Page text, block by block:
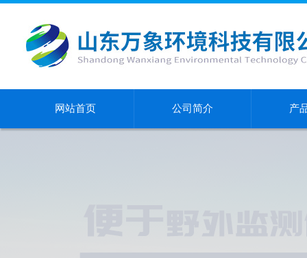
网站首页 公司简介 产